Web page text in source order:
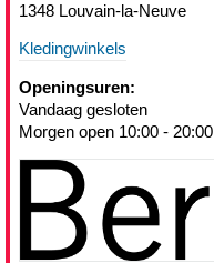
1348 Louvain-la-Neuve
Kledingwinkels
Openingsuren:
Vandaag gesloten
Morgen open 10:00 - 20:00